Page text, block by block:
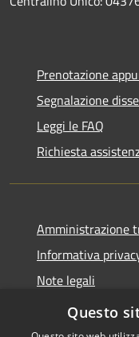
Prenotazione
Segnalazione
Leggi le FAQ
Richiesta
Amministrazione
Informativa
Note legali
Dichiarazione di
Questo